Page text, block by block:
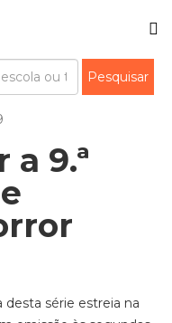
a 9.ª
desta série estreia na